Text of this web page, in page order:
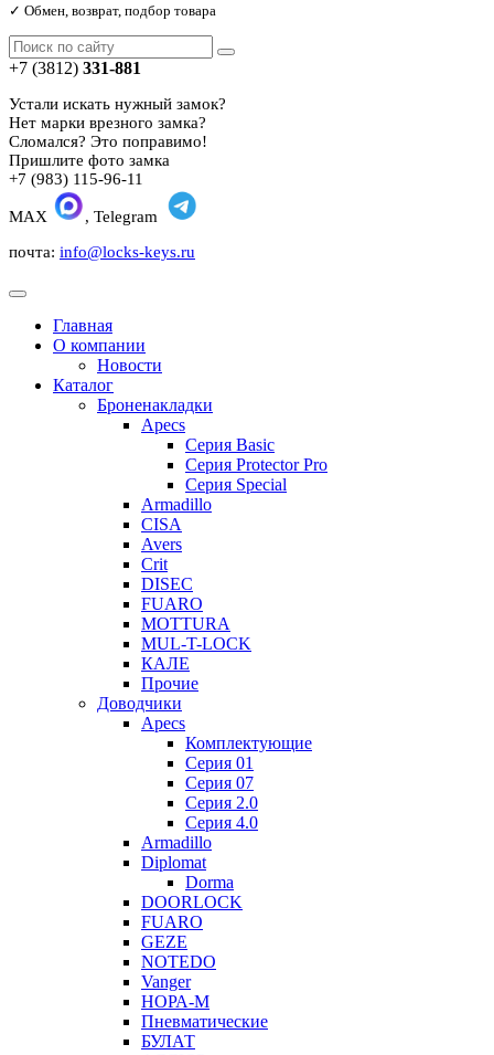
✓ Обмен, возврат, подбор товара
+7 (3812) 331-881
Устали искать нужный замок?
Нет марки врезного замка?
Сломался? Это поправимо!
Пришлите фото замка
+7 (983) 115-96-11
MAX
, Telegram
почта: info@locks-keys.ru
Главная
О компании
Новости
Каталог
Броненакладки
Apecs
Серия Basic
Серия Protector Pro
Серия Special
Armadillo
CISA
Avers
Crit
DISEC
FUARO
MOTTURA
MUL-T-LOCK
КАЛЕ
Прочие
Доводчики
Apecs
Комплектующие
Серия 01
Серия 07
Серия 2.0
Серия 4.0
Armadillo
Diplomat
Dorma
DOORLOCK
FUARO
GEZE
NOTEDO
Vanger
НОРА-М
Пневматические
БУЛАТ